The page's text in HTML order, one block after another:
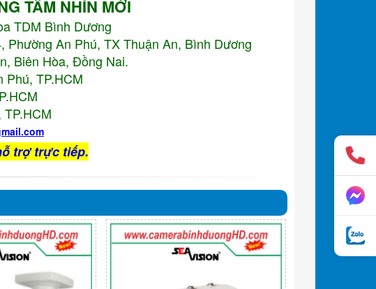
TẦM NHÌN MỚI
TDM Bình Dương
An Phú, TX Thuận An, Bình Dương
Biên Hòa, Đồng Nai.
Phú, TP.HCM
TP.HCM
trợ trực tiếp.